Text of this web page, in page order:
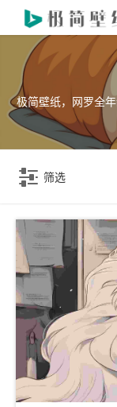
极简壁纸，网罗全
筛选